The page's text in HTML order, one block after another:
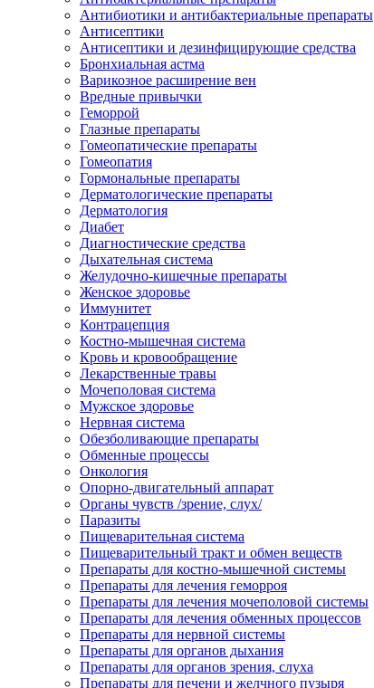
Антибиотики и антибактериальные препараты
Антисептики
Антисептики и дезинфицирующие средства
Бронхиальная астма
Варикозное расширение вен
Вредные привычки
Геморрой
Глазные препараты
Гомеопатические препараты
Гомеопатия
Гормональные препараты
Дерматологические препараты
Дерматология
Диабет
Диагностические средства
Дыхательная система
Желудочно-кишечные препараты
Женское здоровье
Иммунитет
Контрацепция
Костно-мышечная система
Кровь и кровообращение
Лекарственные травы
Мочеполовая система
Мужское здоровье
Нервная система
Обезболивающие препараты
Обменные процессы
Онкология
Опорно-двигательный аппарат
Органы чувств /зрение, слух/
Паразиты
Пищеварительная система
Пищеварительный тракт и обмен веществ
Препараты для костно-мышечной системы
Препараты для лечения геморроя
Препараты для лечения мочеполовой системы
Препараты для лечения обменных процессов
Препараты для нервной системы
Препараты для органов дыхания
Препараты для органов зрения, слуха
Препараты для печени и желчного пузыря